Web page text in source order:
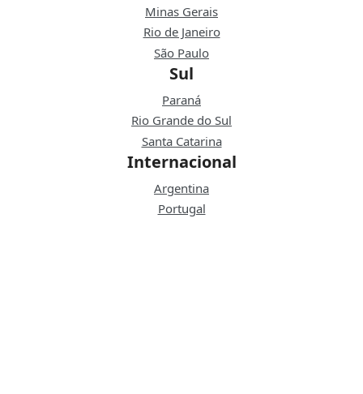
Minas Gerais
Rio de Janeiro
São Paulo
Sul
Paraná
Rio Grande do Sul
Santa Catarina
Internacional
Argentina
Portugal